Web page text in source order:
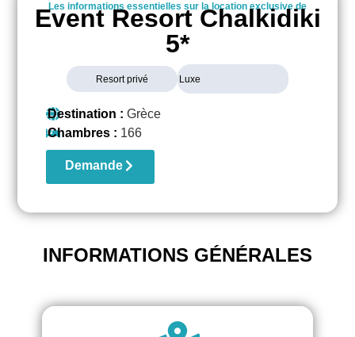
Les informations essentielles sur la location exclusive de
Event Resort Chalkidiki
5*
Resort privé Luxe
Destination : Grèce
Chambres : 166
Demande
INFORMATIONS GÉNÉRALES